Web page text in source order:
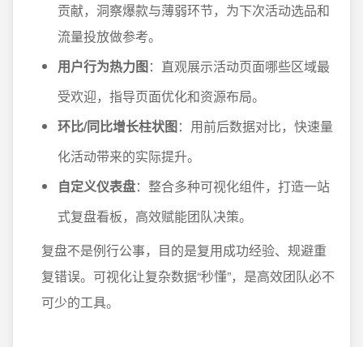
贡献，洞察爆款与薄弱环节，为下次活动选品和
流量投放做参考。
用户行为热力图：直观展示活动页面哪些区域最
受欢迎，指导页面优化和资源布局。
环比/同比增长柱状图：用前后数据对比，快速量
化活动带来的实际提升。
自定义仪表盘：整合多种可视化组件，打造一站
式复盘看板，高效赋能团队决策。
复盘不是例行公事，目的是复用成功经验、规避重
复错误。可视化让复杂数据“秒懂”，是高效团队必不
可少的工具。